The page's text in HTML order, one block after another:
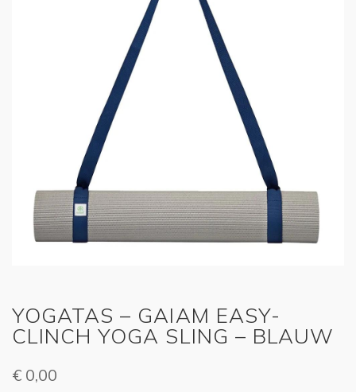
YOGATAS – GAIAM EASY-
CLINCH YOGA SLING – BLAUW
€ 0,00